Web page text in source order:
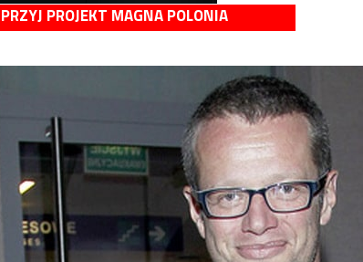
PROJEKT MAGNA POLONIA